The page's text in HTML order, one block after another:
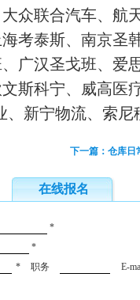
众联合汽车、航
考泰斯、南京圣
广汉圣戈班、爱
斯科宁、威高医
、新宁物流、索
下一篇：仓库日
在线报名
*
*
* 职务
E-